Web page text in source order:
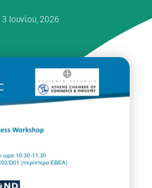
3 Ιουνίου, 2026